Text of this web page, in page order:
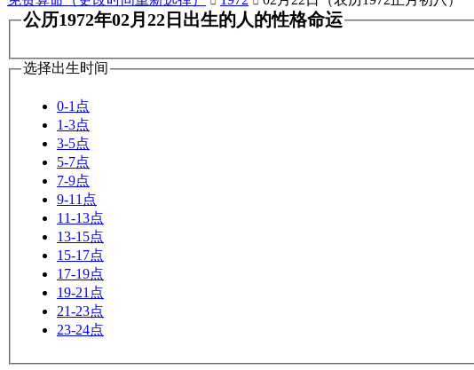
公历1972年02月22日出生的人的性格命运
选择出生时间
0-1点
1-3点
3-5点
5-7点
7-9点
9-11点
11-13点
13-15点
15-17点
17-19点
19-21点
21-23点
23-24点